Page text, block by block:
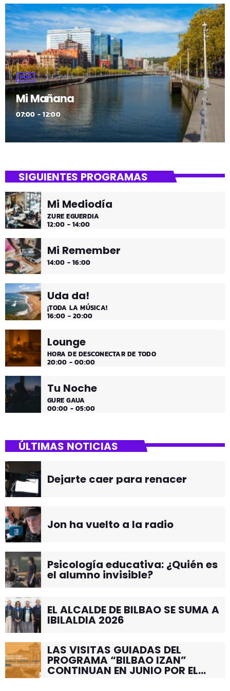
POP
Mi Mañana
07:00 - 12:00
SIGUIENTES PROGRAMAS
Mi Mediodía
ZURE EGUERDIA
12:00 - 14:00
Mi Remember
14:00 - 16:00
Uda da!
¡TODA LA MÚSICA!
16:00 - 20:00
Lounge
HORA DE DESCONECTAR DE TODO
20:00 - 00:00
Tu Noche
GURE GAUA
00:00 - 05:00
ÚLTIMAS NOTICIAS
Dejarte caer para renacer
Jon ha vuelto a la radio
Psicología educativa: ¿Quién es
el alumno invisible?
EL ALCALDE DE BILBAO SE SUMA A
IBILALDIA 2026
LAS VISITAS GUIADAS DEL
PROGRAMA “BILBAO IZAN”
CONTINUAN EN JUNIO POR EL